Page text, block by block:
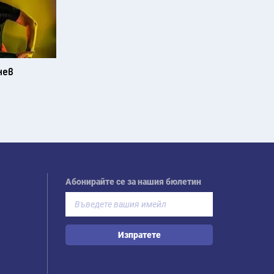
Абонирайте се за нашия бюлетин
Изпратете